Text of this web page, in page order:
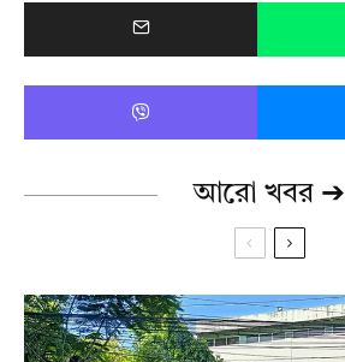
আরো খবর ➔